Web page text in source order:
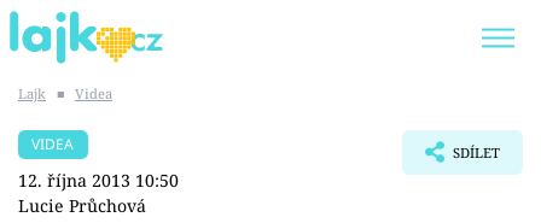
SHOPAHOLICADEL
Lajk ■ Videa
VIDEA
12. října 2013 10:50
Lucie Průchová
SDÍLET